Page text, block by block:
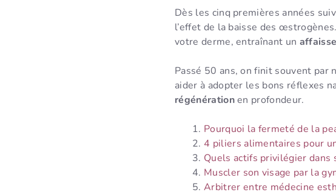
Dès les cinq premières années
l’effet de la baisse des
votre derme, entraînant un
Passé 50 ans, on finit souvent par
aider à adopter les bons réflexes
régénérationen profondeur.
Pourquoi la fermeté de la
4 piliers alimentaires pour
Quels actifs privilégier dans
Muscler son visage par la
Arbitrer entre médecine